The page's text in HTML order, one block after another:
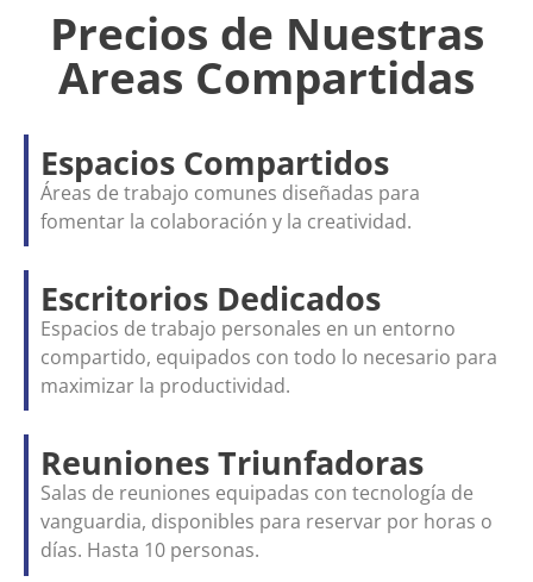
Precios de Nuestras
Areas Compartidas
Espacios Compartidos
Áreas de trabajo comunes diseñadas para
fomentar la colaboración y la creatividad.
Escritorios Dedicados
Espacios de trabajo personales en un entorno
compartido, equipados con todo lo necesario para
maximizar la productividad.
Reuniones Triunfadoras
Salas de reuniones equipadas con tecnología de
vanguardia, disponibles para reservar por horas o
días. Hasta 10 personas.